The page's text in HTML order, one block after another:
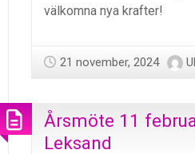
välkomna nya krafter!
21 november, 2024
Årsmöte 11
Leksand